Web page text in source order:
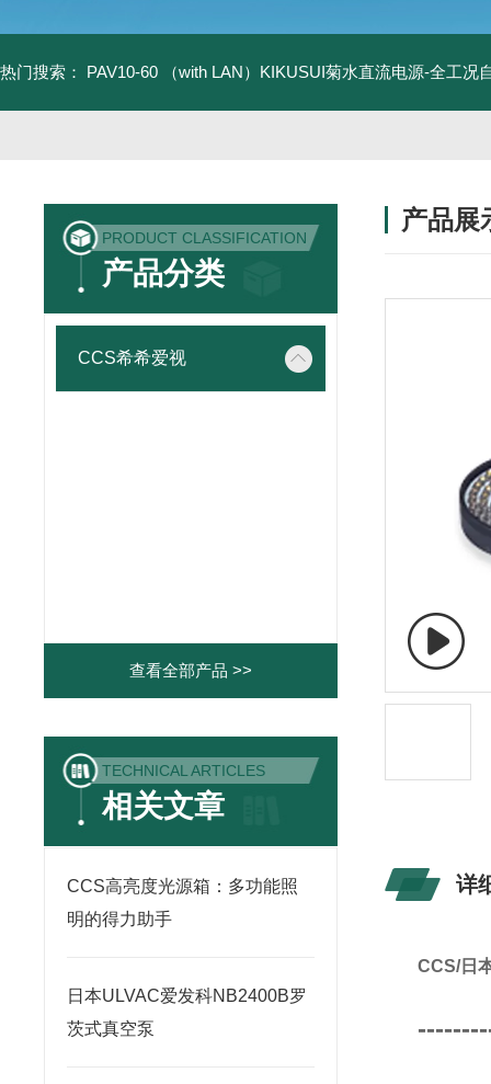
热门搜索： PAV10-60 （with LAN）KIKUSUI菊水直流电源-全工况
PRODUCT CLASSIFICATION
产品分类
CCS希希爱视
查看全部产品 >>
TECHNICAL ARTICLES
相关文章
CCS高亮度光源箱：多功能照
明的得力助手
日本ULVAC爱发科NB2400B罗
茨式真空泵
产品展
详
CCS/日